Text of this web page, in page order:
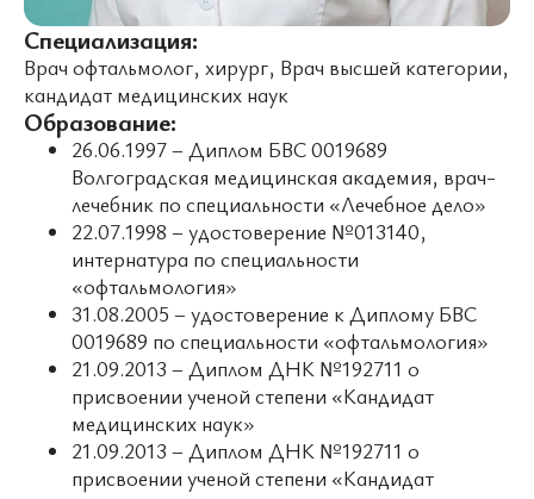
Специализация:
Врач офтальмолог, хирург, Врач высшей категории,
кандидат медицинских наук
Образование:
26.06.1997 – Диплом БВС 0019689
Волгоградская медицинская академия, врач-
лечебник по специальности «Лечебное дело»
22.07.1998 – удостоверение №013140,
интернатура по специальности
«офтальмология»
31.08.2005 – удостоверение к Диплому БВС
0019689 по специальности «офтальмология»
21.09.2013 – Диплом ДНК №192711 о
присвоении ученой степени «Кандидат
медицинских наук»
21.09.2013 – Диплом ДНК №192711 о
присвоении ученой степени «Кандидат